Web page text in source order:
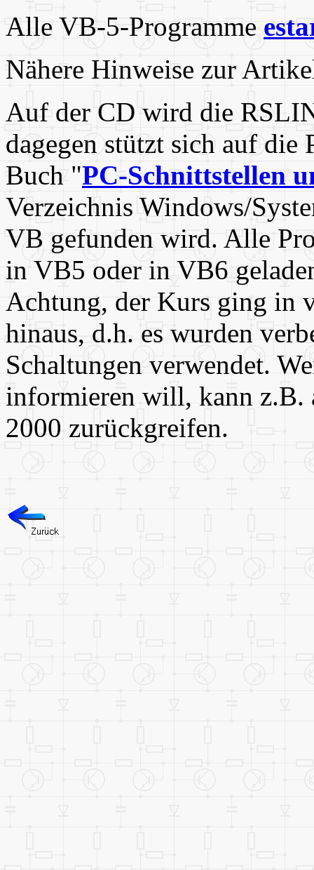
Alle VB-5-Programme
Nähere Hinweise zur
Auf der CD wird die
dagegen stützt sich auf
Buch "PC-Schnittstellen
Verzeichnis Windows/
VB gefunden wird. Alle
in VB5 oder in VB6
Achtung, der Kurs ging in
hinaus, d.h. es wurden
Schaltungen verwendet.
informieren will, kann z.B.
2000 zurückgreifen.